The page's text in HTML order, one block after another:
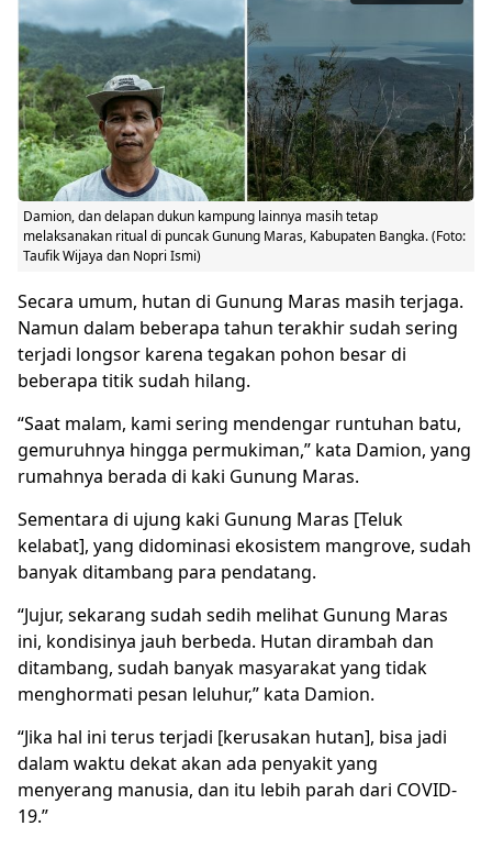
Damion, dan delapan dukun kampung lainnya masih tetap
melaksanakan ritual di puncak Gunung Maras, Kabupaten Bangka. (Foto:
Taufik Wijaya dan Nopri Ismi)
Secara umum, hutan di Gunung Maras masih terjaga.
Namun dalam beberapa tahun terakhir sudah sering
terjadi longsor karena tegakan pohon besar di
beberapa titik sudah hilang.
“Saat malam, kami sering mendengar runtuhan batu,
gemuruhnya hingga permukiman,” kata Damion, yang
rumahnya berada di kaki Gunung Maras.
Sementara di ujung kaki Gunung Maras [Teluk
kelabat], yang didominasi ekosistem mangrove, sudah
banyak ditambang para pendatang.
“Jujur, sekarang sudah sedih melihat Gunung Maras
ini, kondisinya jauh berbeda. Hutan dirambah dan
ditambang, sudah banyak masyarakat yang tidak
menghormati pesan leluhur,” kata Damion.
“Jika hal ini terus terjadi [kerusakan hutan], bisa jadi
dalam waktu dekat akan ada penyakit yang
menyerang manusia, dan itu lebih parah dari COVID-
19.”